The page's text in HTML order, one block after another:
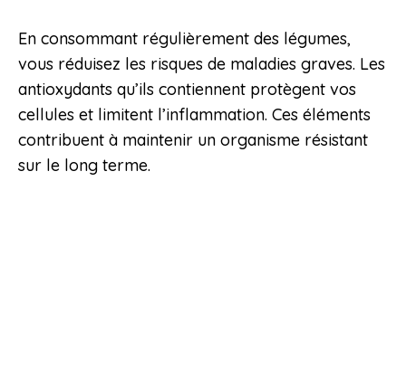
En consommant régulièrement des légumes,
vous réduisez les risques de maladies graves. Les
antioxydants qu’ils contiennent protègent vos
cellules et limitent l’inflammation. Ces éléments
contribuent à maintenir un organisme résistant
sur le long terme.